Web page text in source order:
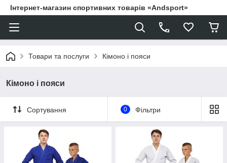
Інтернет-магазин спортивних товарів «Andsport»
Товари та послуги Кімоно і пояси
Кімоно і пояси
Сортування 0 Фільтри